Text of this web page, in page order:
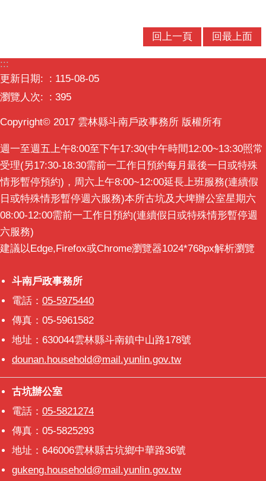
結
回上一頁 回最上面
:::
更新日期:
115-08-05
瀏覽人次:
395
Copyright© 2017 雲林縣斗南戶政事務所 版權所有
週一至週五上午8:00至下午17:30(中午時間12:00~13:30照常
受理(另17:30-18:30需前一工作日預約每月最後一日或特殊
情形暫停預約)，周六上午8:00~12:00延長上班服務(連續假
日或特殊情形暫停週六服務)本所古坑及大埤辦公室星期六
08:00-12:00需前一工作日預約(連續假日或特殊情形暫停週
六服務)
建議以Edge,Firefox或Chrome瀏覽器1024*768px解析瀏覽
斗南戶政事務所
斗南戶政事務所
電話： 05-5975440
傳真：05-5961582
地址：630044雲林縣斗南鎮中山路178號
dounan.household@mail.yunlin.gov.tw
古坑辦公室
古坑辦公室
電話： 05-5821274
傳真：05-5825293
地址：646006雲林縣古坑鄉中華路36號
gukeng.household@mail.yunlin.gov.tw